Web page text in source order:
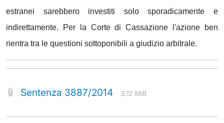
estranei sarebbero investiti solo sporadicamente e
indirettamente. Per la Corte di Cassazione l'azione ben
rientra tra le questioni sottoponibili a giudizio arbitrale.
Sentenza 3887/2014 3,12 MiB